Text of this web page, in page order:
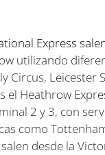
Express
utilizando
Leicester
Heathrow
2 y 3, con
como
desde la